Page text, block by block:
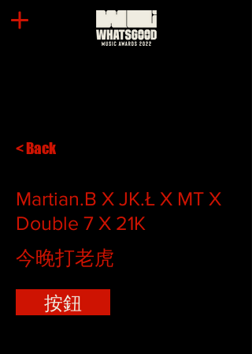
< Back
Martian.B X JK.Ł X MT X
Double 7 X 21K
今晚打老虎
按鈕